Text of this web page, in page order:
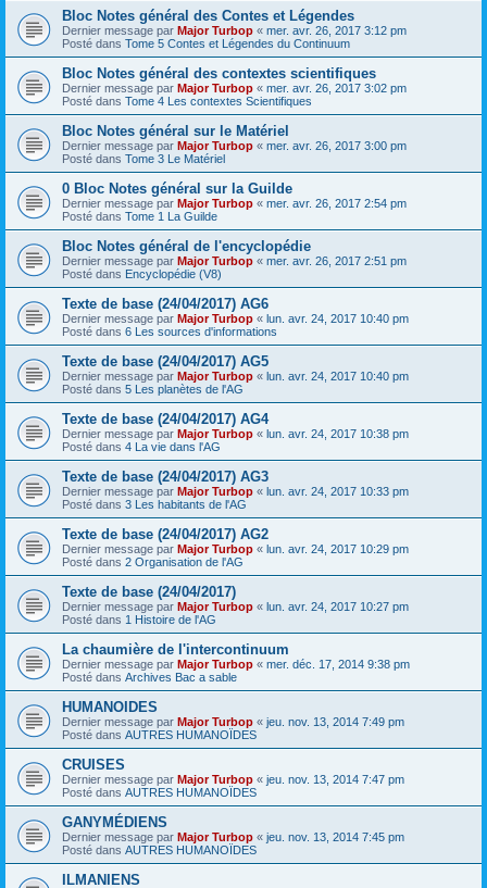
Bloc Notes général des Contes et Légendes
Dernier message par Major Turbop « mer. avr. 26, 2017 3:12 pm
Posté dans Tome 5 Contes et Légendes du Continuum
Bloc Notes général des contextes scientifiques
Dernier message par Major Turbop « mer. avr. 26, 2017 3:02 pm
Posté dans Tome 4 Les contextes Scientifiques
Bloc Notes général sur le Matériel
Dernier message par Major Turbop « mer. avr. 26, 2017 3:00 pm
Posté dans Tome 3 Le Matériel
0 Bloc Notes général sur la Guilde
Dernier message par Major Turbop « mer. avr. 26, 2017 2:54 pm
Posté dans Tome 1 La Guilde
Bloc Notes général de l'encyclopédie
Dernier message par Major Turbop « mer. avr. 26, 2017 2:51 pm
Posté dans Encyclopédie (V8)
Texte de base (24/04/2017) AG6
Dernier message par Major Turbop « lun. avr. 24, 2017 10:40 pm
Posté dans 6 Les sources d'informations
Texte de base (24/04/2017) AG5
Dernier message par Major Turbop « lun. avr. 24, 2017 10:40 pm
Posté dans 5 Les planètes de l'AG
Texte de base (24/04/2017) AG4
Dernier message par Major Turbop « lun. avr. 24, 2017 10:38 pm
Posté dans 4 La vie dans l'AG
Texte de base (24/04/2017) AG3
Dernier message par Major Turbop « lun. avr. 24, 2017 10:33 pm
Posté dans 3 Les habitants de l'AG
Texte de base (24/04/2017) AG2
Dernier message par Major Turbop « lun. avr. 24, 2017 10:29 pm
Posté dans 2 Organisation de l'AG
Texte de base (24/04/2017)
Dernier message par Major Turbop « lun. avr. 24, 2017 10:27 pm
Posté dans 1 Histoire de l'AG
La chaumière de l'intercontinuum
Dernier message par Major Turbop « mer. déc. 17, 2014 9:38 pm
Posté dans Archives Bac a sable
HUMANOIDES
Dernier message par Major Turbop « jeu. nov. 13, 2014 7:49 pm
Posté dans AUTRES HUMANOÏDES
CRUISES
Dernier message par Major Turbop « jeu. nov. 13, 2014 7:47 pm
Posté dans AUTRES HUMANOÏDES
GANYMÉDIENS
Dernier message par Major Turbop « jeu. nov. 13, 2014 7:45 pm
Posté dans AUTRES HUMANOÏDES
ILMANIENS